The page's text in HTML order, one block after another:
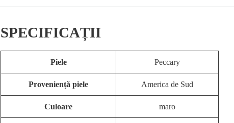
SPECIFICAȚII
Piele Peccary
Proveniență piele America de Sud
Culoare maro